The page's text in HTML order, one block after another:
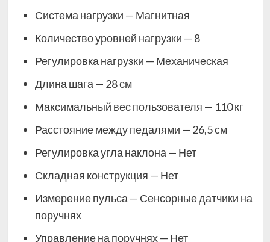
Система нагрузки — Магнитная
Количество уровней нагрузки — 8
Регулировка нагрузки — Механическая
Длина шага — 28 см
Максимальный вес пользователя — 110 кг
Расстояние между педалями — 26,5 см
Регулировка угла наклона — Нет
Складная конструкция — Нет
Измерение пульса — Сенсорные датчики на
поручнях
Управление на поручнях — Нет